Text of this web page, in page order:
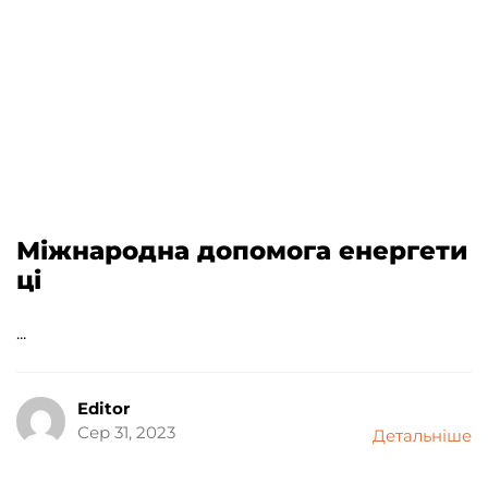
Міжнародна допомога енергети
ці
...
Editor
Сер 31, 2023
Детальніше